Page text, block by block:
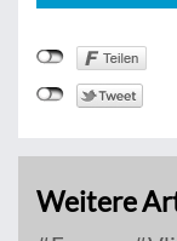
Weitere